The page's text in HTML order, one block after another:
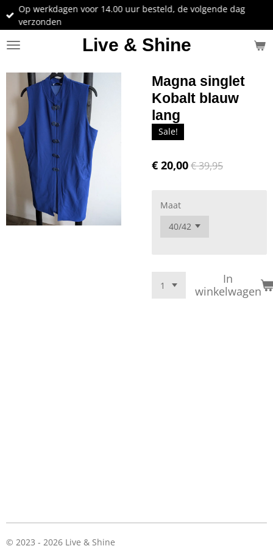
Ga
direct
de
Live & Shine
Op werkdagen voor 14.00 uur besteld, de volgende dag
verzonden
Magna singlet
Kobalt blauw
lang
Sale!
€ 20,00€ 39,95
Maat
In
winkelwagen
© 2023 - 2026 Live & Shine